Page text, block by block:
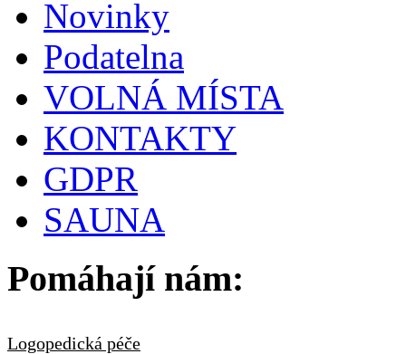
Novinky
Podatelna
VOLNÁ MÍSTA
KONTAKTY
GDPR
SAUNA
Pomáhají nám:
Logopedická péče